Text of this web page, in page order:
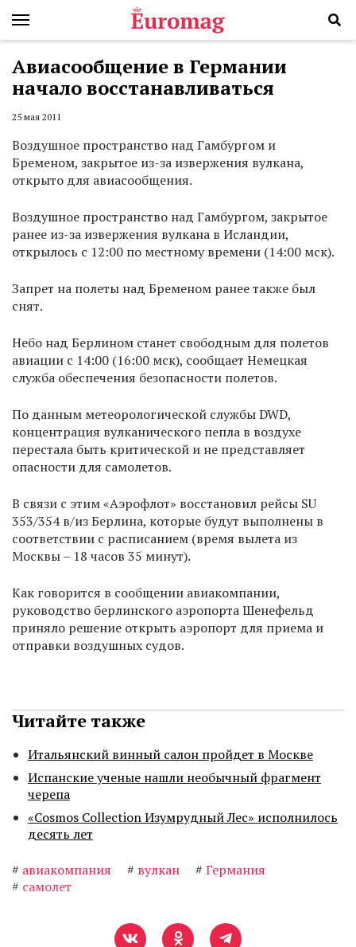
Авиасообщение в Германии
начало восстанавливаться
25 мая 2011
Воздушное пространство над Гамбургом и
Бременом, закрытое из-за извержения вулкана,
открыто для авиасообщения.
Воздушное пространство над Гамбургом, закрытое
ранее из-за извержения вулкана в Исландии,
открылось с 12:00 по местному времени (14:00 мск).
Запрет на полеты над Бременом ранее также был
снят.
Небо над Берлином станет свободным для полетов
авиации с 14:00 (16:00 мск), сообщает Немецкая
служба обеспечения безопасности полетов.
По данным метеорологической службы DWD,
концентрация вулканического пепла в воздухе
перестала быть критической и не представляет
опасности для самолетов.
В связи с этим «Аэрофлот» восстановил рейсы SU
353/354 в/из Берлина, которые будут выполнены в
соответствии с расписанием (время вылета из
Москвы – 18 часов 35 минут).
Как говорится в сообщении авиакомпании,
руководство берлинского аэропорта Шенефельд
приняло решение открыть аэропорт для приема и
отправки воздушных судов.
Читайте также
Итальянский винный салон пройдет в Москве
Испанские ученые нашли необычный фрагмент
черепа
«Cosmos Collection Изумрудный Лес» исполнилось
десять лет
# авиакомпания # вулкан # Германия
# самолет